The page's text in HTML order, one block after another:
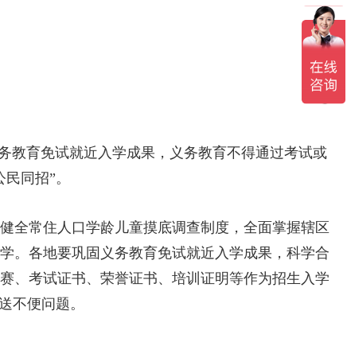
育免试就近入学成果，义务教育不得通过考试或
同招”。
常住人口学龄儿童摸底调查制度，全面掌握辖区
。各地要巩固义务教育免试就近入学成果，科学合
、考试证书、荣誉证书、培训证明等作为招生入学
不便问题。